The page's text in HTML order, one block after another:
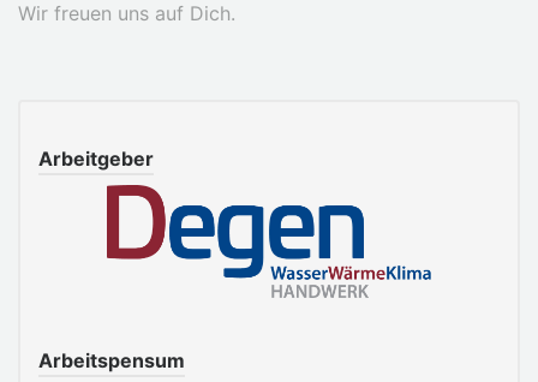
Wir freuen uns auf Dich.
Arbeitgeber
Arbeitspensum